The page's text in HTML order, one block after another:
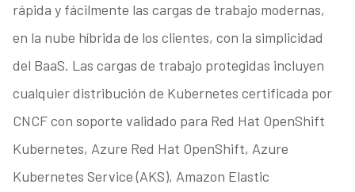
rápida y fácilmente las cargas de trabajo modernas,
en la nube híbrida de los clientes, con la simplicidad
del BaaS. Las cargas de trabajo protegidas incluyen
cualquier distribución de Kubernetes certificada por
CNCF con soporte validado para Red Hat OpenShift
Kubernetes, Azure Red Hat OpenShift, Azure
Kubernetes Service (AKS), Amazon Elastic